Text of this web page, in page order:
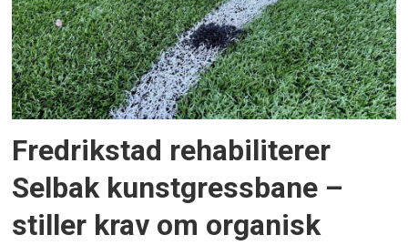
Fredrikstad rehabiliterer
Selbak kunstgressbane –
stiller krav om organisk